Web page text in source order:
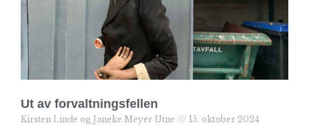
Ut av forvaltningsfellen
Kirsten Linde og Janeke Meyer Utne 15. oktober 2024